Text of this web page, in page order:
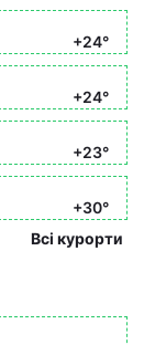
+24°
+24°
+23°
+30°
Всі курорти